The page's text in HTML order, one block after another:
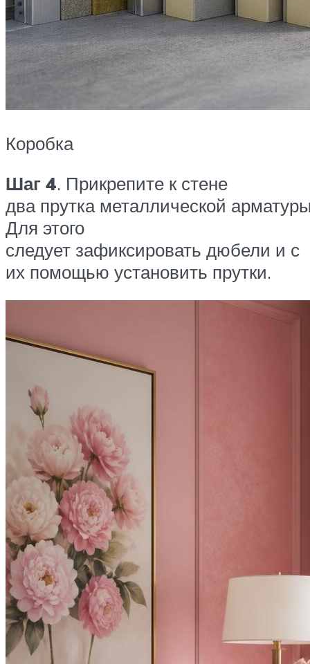
Коробка
Шаг 4. Прикрепите к стене
два прутка металлической
Для этого
следует зафиксировать дюбели и с
их помощью установить прутки.